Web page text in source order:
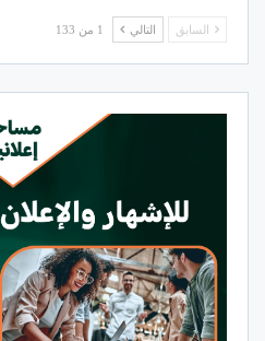
السابق التالي 1 من 133